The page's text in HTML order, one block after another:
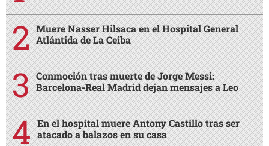
Muere Nasser Hilsaca en el Hospital General
Atlántida de La Ceiba
Conmoción tras muerte de Jorge Messi:
Barcelona-Real Madrid dejan mensajes a Leo
En el hospital muere Antony Castillo tras ser
atacado a balazos en su casa